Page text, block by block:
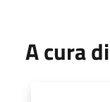
A cura di